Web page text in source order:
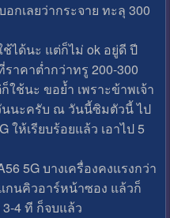
กเลยว่ากระจาย ทะลุ 300
ได้นะ แต่ก็ไม่ ok อยู่ดี ปี
าคาต่ำกว่าทรู 200-300
ใช้นะ ขอย้ำ เพราะข้าพเจ้า
นนะครับ ณ วันนี้ซิมตัวนี้ ไป
ให้เรียบร้อยแล้ว เอาไป 5
5G บางเครื่องคงแรงกว่า
กนคิวอาร์หน้าซอง แล้วก็
4 ที ก็จบแล้ว